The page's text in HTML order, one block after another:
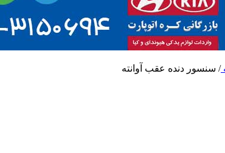
/ سنسور دنده عقب آوانته